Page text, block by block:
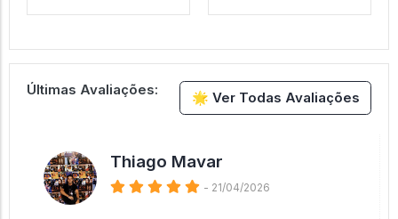
🌟 Ver Todas Avaliações
Últimas Avaliações:
Thiago Mavar
- 21/04/2026